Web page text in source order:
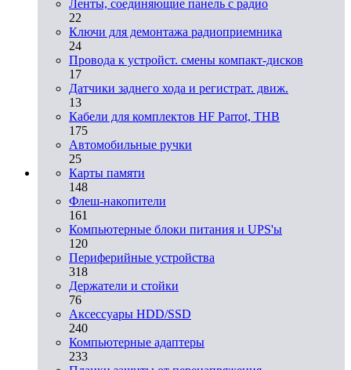
Ленты, соединяющие панель с радио
22
Ключи для демонтажа радиоприемника
24
Провода к устройст. смены компакт-дисков
17
Датчики заднего хода и регистрат. движ.
13
Кабели для комплектов HF Parrot, THB
175
Автомобильные ручки
25
Карты памяти
148
Флеш-накопители
161
Компьютерные блоки питания и UPS'ы
120
Периферийные устройства
318
Держатели и стойки
76
Аксессуары HDD/SSD
240
Компьютерные адаптеры
233